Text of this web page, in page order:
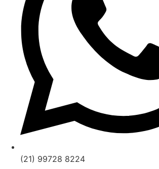
(21) 99728 8224